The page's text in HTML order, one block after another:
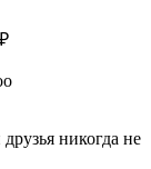
никогда не